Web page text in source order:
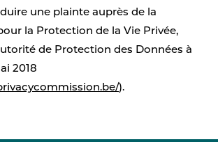
une plainte auprès de la
la Protection de la Vie Privée,
de Protection des Données à
2018
).